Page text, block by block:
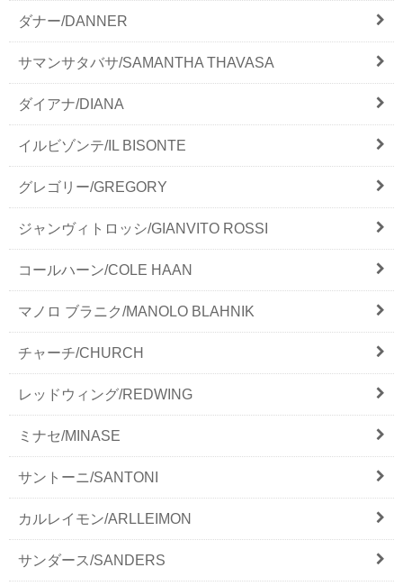
ダナー/DANNER
サマンサタバサ/SAMANTHA THAVASA
ダイアナ/DIANA
イルビゾンテ/IL BISONTE
グレゴリー/GREGORY
ジャンヴィトロッシ/GIANVITO ROSSI
コールハーン/COLE HAAN
マノロ ブラニク/MANOLO BLAHNIK
チャーチ/CHURCH
レッドウィング/REDWING
ミナセ/MINASE
サントーニ/SANTONI
カルレイモン/ARLLEIMON
サンダース/SANDERS